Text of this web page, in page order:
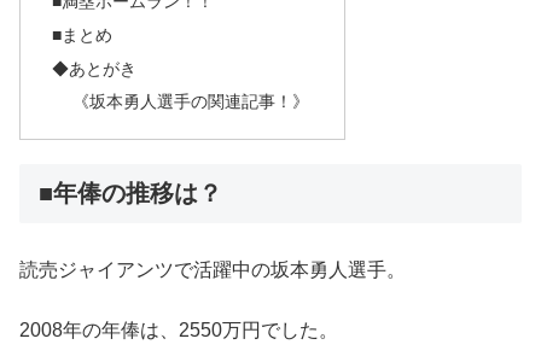
■まとめ
◆あとがき
《坂本勇人選手の関連記事！》
■年俸の推移は？
読売ジャイアンツで活躍中の坂本勇人選手。
2008年の年俸は、2550万円でした。